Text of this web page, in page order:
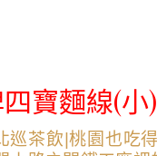
寶麵線(小)